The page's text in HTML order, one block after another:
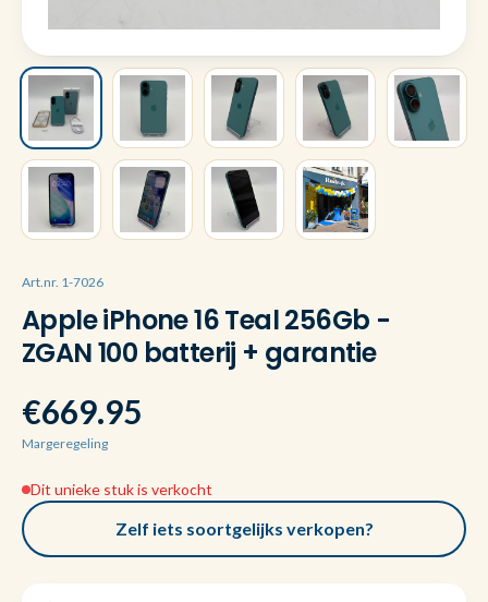
Art.nr. 1-7026
Apple iPhone 16 Teal 256Gb -
ZGAN 100 batterij + garantie
€669.95
Margeregeling
Dit unieke stuk is verkocht
Zelf iets soortgelijks verkopen?